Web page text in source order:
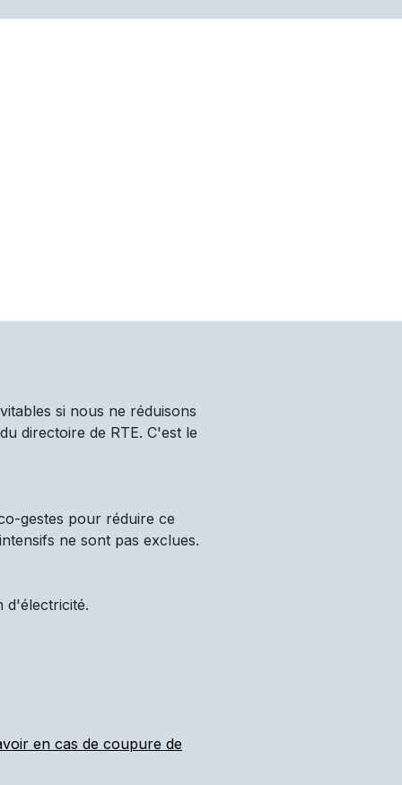
si nous ne réduisons
directoire de RTE. C'est le
gestes pour réduire ce
ne sont pas exclues.
d'électricité.
en cas de coupure de